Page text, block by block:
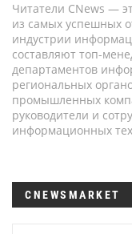
Читатели CNews —
из самых успешных
индустрии
составляют топ-
департаментов
региональных
промышленных
руководители и
информационных
CNEWSMARKET